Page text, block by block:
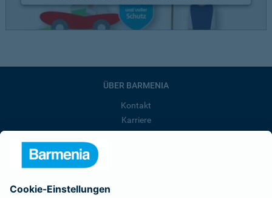
ÜBER BARMENIA
Kontakt
Karriere
Barmenia ist Teil der BarmeniaGothaer